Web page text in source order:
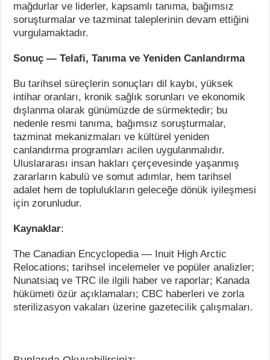
mağdurlar ve liderler, kapsamlı tanıma, bağımsız
soruşturmalar ve tazminat taleplerinin devam ettiğini
vurgulamaktadır.
Sonuç — Telafi, Tanıma ve Yeniden Canlandırma
Bu tarihsel süreçlerin sonuçları dil kaybı, yüksek
intihar oranları, kronik sağlık sorunları ve ekonomik
dışlanma olarak günümüzde de sürmektedir; bu
nedenle resmi tanıma, bağımsız soruşturmalar,
tazminat mekanizmaları ve kültürel yeniden
canlandırma programları acilen uygulanmalıdır.
Uluslararası insan hakları çerçevesinde yaşanmış
zararların kabulü ve somut adımlar, hem tarihsel
adalet hem de toplulukların geleceğe dönük iyileşmesi
için zorunludur.
Kaynaklar:
The Canadian Encyclopedia — Inuit High Arctic
Relocations; tarihsel incelemeler ve popüler analizler;
Nunatsiaq ve TRC ile ilgili haber ve raporlar; Kanada
hükümeti özür açıklamaları; CBC haberleri ve zorla
sterilizasyon vakaları üzerine gazetecilik çalışmaları.